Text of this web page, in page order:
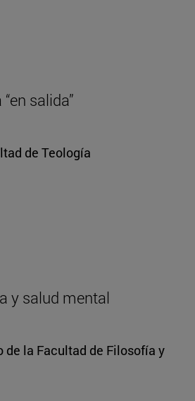
salida”
de Teología
y salud mental
de la Facultad de Filosofía y